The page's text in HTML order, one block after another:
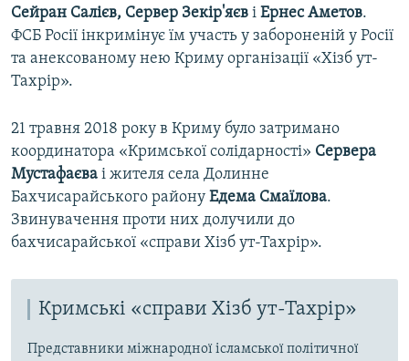
Сейран Салієв, Сервер Зекір'яєв і Ернес Аметов.
ФСБ Росії інкримінує їм участь у забороненій у Росії
та анексованому нею Криму організації «Хізб ут-
Тахрір».
21 травня 2018 року в Криму було затримано
координатора «Кримської солідарності» Сервера
Мустафаєва і жителя села Долинне
Бахчисарайського району Едема Смаїлова.
Звинувачення проти них долучили до
бахчисарайської «справи Хізб ут-Тахрір».
Кримські «справи Хізб ут-Тахрір»
Представники міжнародної ісламської політичної